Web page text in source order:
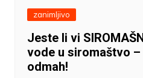
zanimljivo
Jeste li vi
vode u siromaštvo –
odmah!